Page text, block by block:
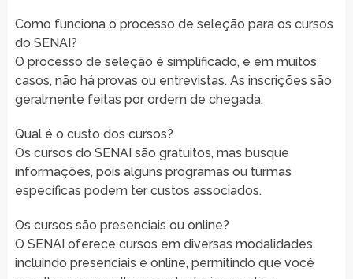
Como funciona o processo de seleção para os cursos
do SENAI?
O processo de seleção é simplificado, e em muitos
casos, não há provas ou entrevistas. As inscrições são
geralmente feitas por ordem de chegada.
Qual é o custo dos cursos?
Os cursos do SENAI são gratuitos, mas busque
informações, pois alguns programas ou turmas
específicas podem ter custos associados.
Os cursos são presenciais ou online?
O SENAI oferece cursos em diversas modalidades,
incluindo presenciais e online, permitindo que você